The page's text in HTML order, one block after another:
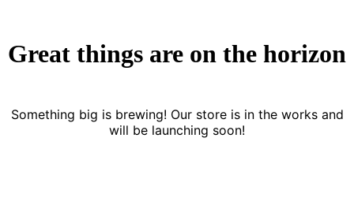
Great things are on the horizon
Something big is brewing! Our store is in the works and
will be launching soon!